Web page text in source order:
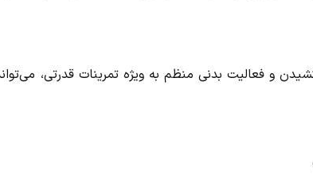
و فعالیت بدنی منظم به ویژه تمرینات قدرتی،